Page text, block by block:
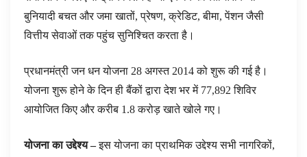
बुनियादी बचत और जमा खातों, प्रेषण, क्रेडिट, बीमा, पेंशन जैसी
वित्तीय सेवाओं तक पहुंच सुनिश्चित करता है।
प्रधानमंत्री जन धन योजना 28 अगस्त 2014 को शुरू की गई है।
योजना शुरू होने के दिन ही बैंकों द्वारा देश भर में 77,892 शिविर
आयोजित किए और करीब 1.8 करोड़ खाते खोले गए।
योजना का उद्देश्य– इस योजना का प्राथमिक उद्देश्य सभी नागरिकों,